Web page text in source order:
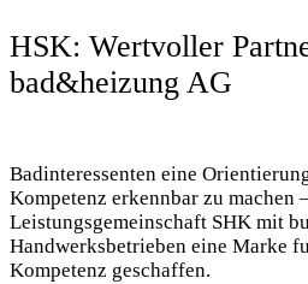
HSK: Wertvoller
bad&heizung AG
Badinteressenten eine
Kompetenz erkennbar zu machen
Leistungsgemeinschaft SHK mit
Handwerksbetrieben eine Marke
Kompetenz geschaffen.